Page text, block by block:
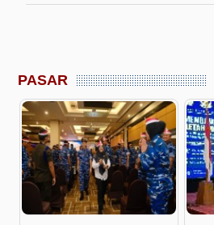
PASAR